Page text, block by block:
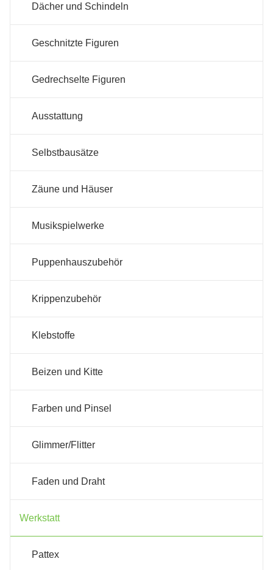
Dächer und Schindeln
Geschnitzte Figuren
Gedrechselte Figuren
Ausstattung
Selbstbausätze
Zäune und Häuser
Musikspielwerke
Puppenhauszubehör
Krippenzubehör
Klebstoffe
Beizen und Kitte
Farben und Pinsel
Glimmer/Flitter
Faden und Draht
Werkstatt
Pattex